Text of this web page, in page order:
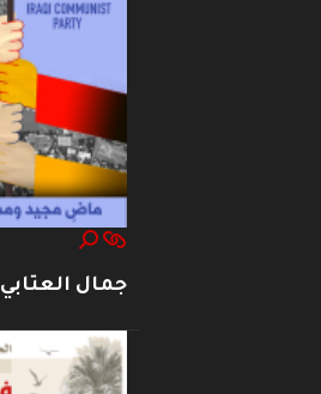
جمال العتابي